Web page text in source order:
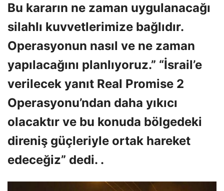
Bu kararın ne zaman uygulanacağı
silahlı kuvvetlerimize bağlıdır.
Operasyonun nasıl ve ne zaman
yapılacağını planlıyoruz.” “İsrail’e
verilecek yanıt Real Promise 2
Operasyonu’ndan daha yıkıcı
olacaktır ve bu konuda bölgedeki
direniş güçleriyle ortak hareket
edeceğiz” dedi. .